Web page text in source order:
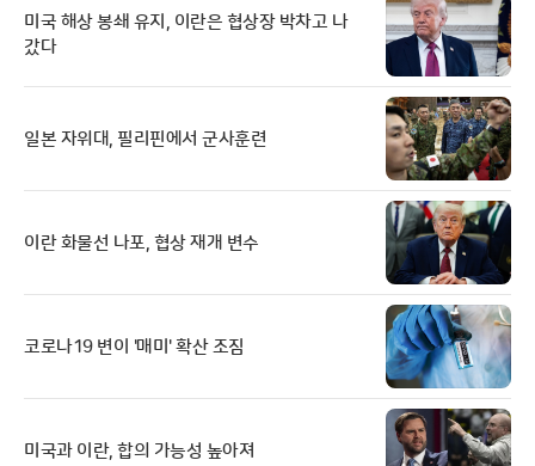
미국 해상 봉쇄 유지, 이란은 협상장 박차고 나
갔다
일본 자위대, 필리핀에서 군사훈련
이란 화물선 나포, 협상 재개 변수
코로나19 변이 '매미' 확산 조짐
미국과 이란, 합의 가능성 높아져